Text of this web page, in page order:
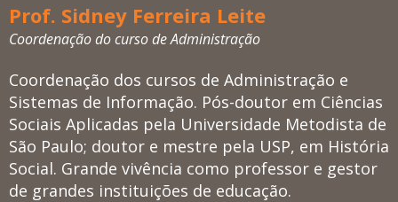
Prof. Sidney Ferreira Leite
Coordenação do curso de Administração
Coordenação dos cursos de Administração e
Sistemas de Informação. Pós-doutor em Ciências
Sociais Aplicadas pela Universidade Metodista de
São Paulo; doutor e mestre pela USP, em História
Social. Grande vivência como professor e gestor
de grandes instituições de educação.